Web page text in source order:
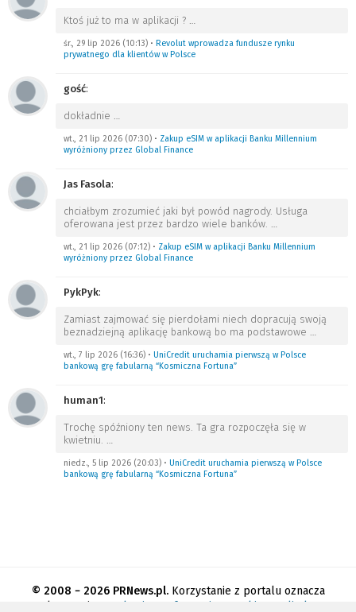
Ktoś już to ma w aplikacji ?
śr., 29 lip 2026 (10:13) • Revolut wprowadza fundusze rynku
prywatnego dla klientów w Polsce
gość:
dokładnie
wt., 21 lip 2026 (07:30) • Zakup eSIM w aplikacji Banku Millennium
wyróżniony przez Global Finance
Jas Fasola:
chciałbym zrozumieć jaki był powód nagrody. Usługa
oferowana jest przez bardzo wiele banków.
wt., 21 lip 2026 (07:12) • Zakup eSIM w aplikacji Banku Millennium
wyróżniony przez Global Finance
PykPyk:
Zamiast zajmować się pierdołami niech dopracują swoją
beznadziejną aplikację bankową bo ma podstawowe
wt., 7 lip 2026 (16:36) • UniCredit uruchamia pierwszą w Polsce
bankową grę fabularną “Kosmiczna Fortuna”
human1:
Trochę spóźniony ten news. Ta gra rozpoczęła się w
kwietniu.
niedz., 5 lip 2026 (20:03) • UniCredit uruchamia pierwszą w Polsce
bankową grę fabularną “Kosmiczna Fortuna”
© 2008 − 2026 PRNews.pl.Korzystanie z portalu oznacza
akceptację
regulaminu Informacja o cookies Polityka